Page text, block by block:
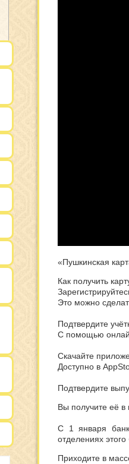
«Пушкинская
Как получить
Это можно
Подтвердите
С помощью
Скачайте
Доступно в
Подтвердите
Вы получите её в
С 1 января
отделениях
Приходите в